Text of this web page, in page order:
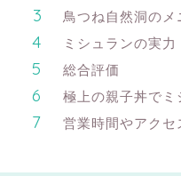
鳥つね自然洞のメ
ミシュランの実力
総合評価
極上の親子丼でミ
営業時間やアクセ